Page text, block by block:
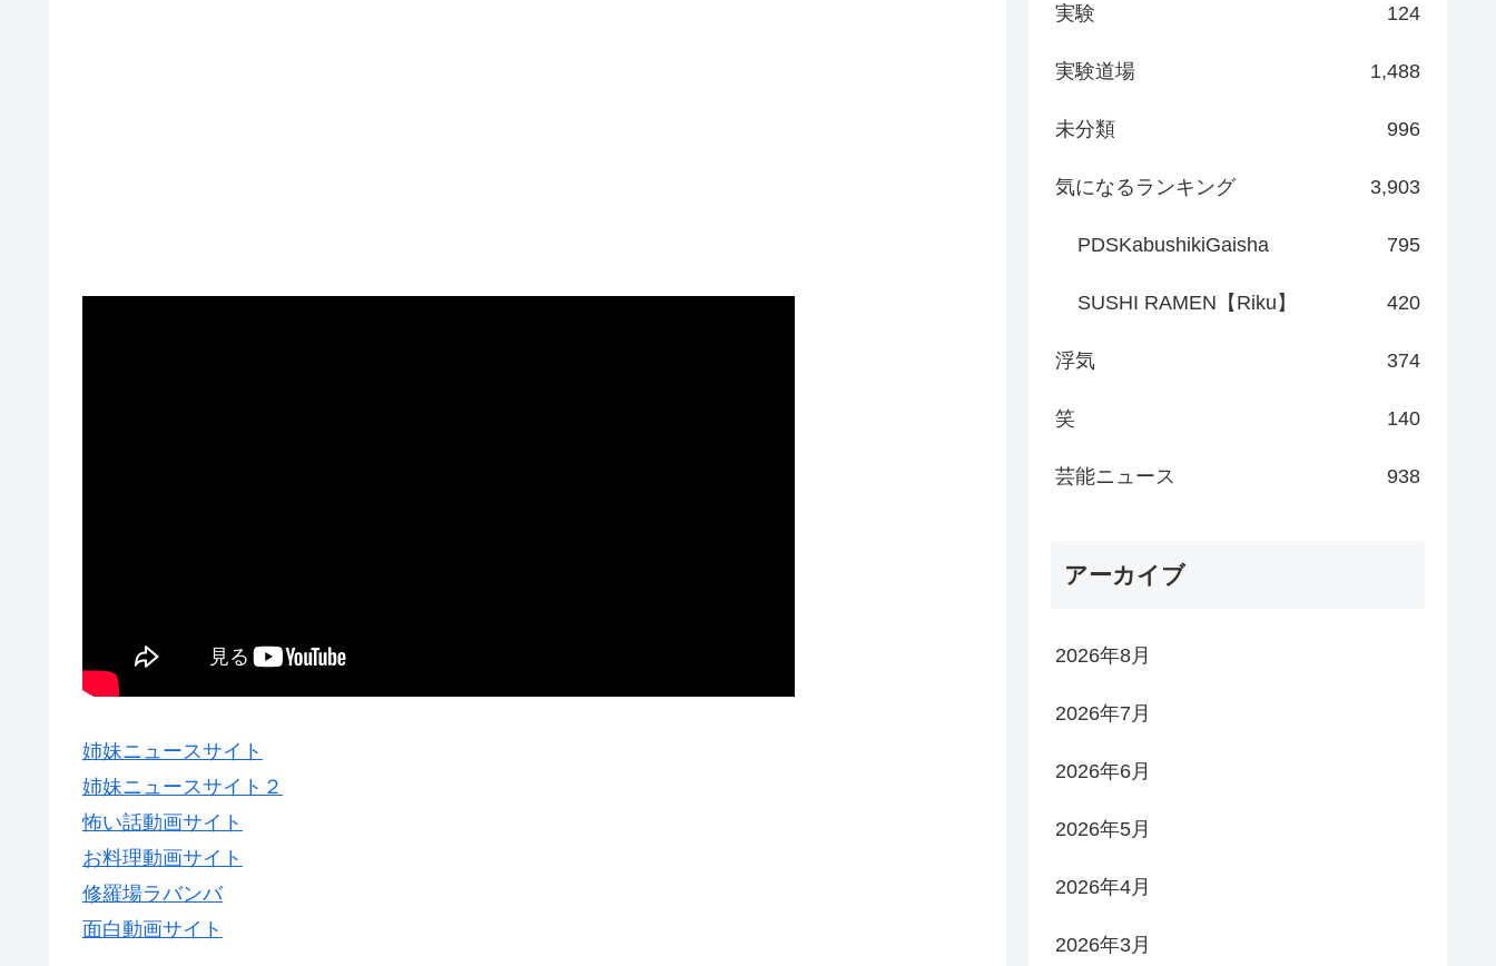
姉妹ニュースサイト
姉妹ニュースサイト２
怖い話動画サイト
お料理動画サイト
修羅場ラバンバ
面白動画サイト
実験 124
実験道場 1,488
未分類 996
気になるランキング 3,903
PDSKabushikiGaisha 795
SUSHI RAMEN【Riku】 420
浮気 374
笑 140
芸能ニュース 938
アーカイブ
2026年8月
2026年7月
2026年6月
2026年5月
2026年4月
2026年3月